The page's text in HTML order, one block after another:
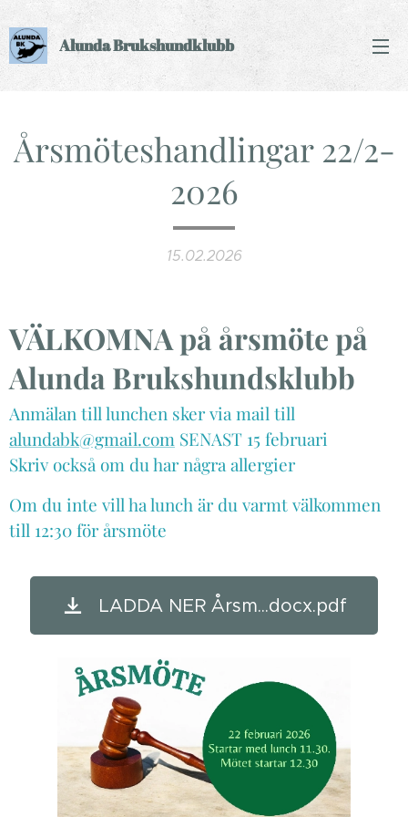
Alunda Brukshundklubb
Årsmöteshandlingar 22/2-
2026
15.02.2026
VÄLKOMNA på årsmöte på
Alunda Brukshundsklubb
Anmälan till lunchen sker via mail till
alundabk@gmail.com SENAST 15 februari
Skriv också om du har några allergier
Om du inte vill ha lunch är du varmt välkommen
till 12:30 för årsmöte
LADDA NER Årsm...docx.pdf